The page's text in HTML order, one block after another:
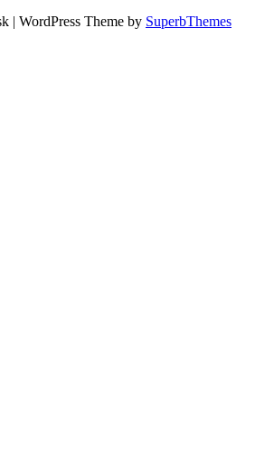
| WordPress Theme by SuperbThemes